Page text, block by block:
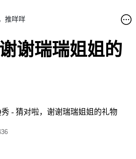
推咩咩
谢瑞瑞姐姐的